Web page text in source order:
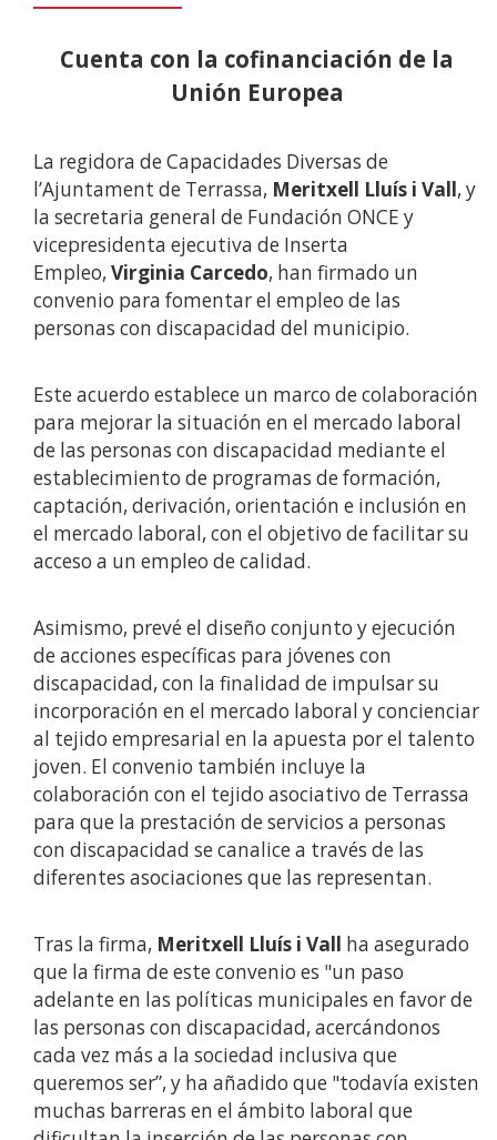
Cuenta con la cofinanciación de la
Unión Europea
La regidora de Capacidades Diversas de
l’Ajuntament de Terrassa, Meritxell Lluís i Vall, y
la secretaria general de Fundación ONCE y
vicepresidenta ejecutiva de Inserta
Empleo, Virginia Carcedo, han firmado un
convenio para fomentar el empleo de las
personas con discapacidad del municipio.
Este acuerdo establece un marco de colaboración
para mejorar la situación en el mercado laboral
de las personas con discapacidad mediante el
establecimiento de programas de formación,
captación, derivación, orientación e inclusión en
el mercado laboral, con el objetivo de facilitar su
acceso a un empleo de calidad.
Asimismo, prevé el diseño conjunto y ejecución
de acciones específicas para jóvenes con
discapacidad, con la finalidad de impulsar su
incorporación en el mercado laboral y concienciar
al tejido empresarial en la apuesta por el talento
joven. El convenio también incluye la
colaboración con el tejido asociativo de Terrassa
para que la prestación de servicios a personas
con discapacidad se canalice a través de las
diferentes asociaciones que las representan.
Tras la firma, Meritxell Lluís i Vall ha asegurado
que la firma de este convenio es "un paso
adelante en las políticas municipales en favor de
las personas con discapacidad, acercándonos
cada vez más a la sociedad inclusiva que
queremos ser”, y ha añadido que "todavía existen
muchas barreras en el ámbito laboral que